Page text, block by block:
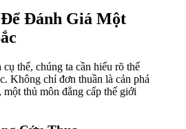
Đánh Giá Một
thể, chúng ta cần hiểu rõ thế
Không chỉ đơn thuần là cản phá
thủ môn đẳng cấp thế giới